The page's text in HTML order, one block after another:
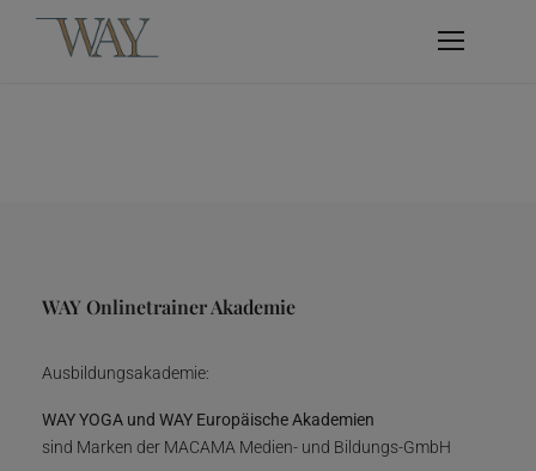
WAY Onlinetrainer Akademie
Ausbildungsakademie:
WAY YOGA und WAY Europäische Akademien
sind Marken der MACAMA Medien- und Bildungs-GmbH